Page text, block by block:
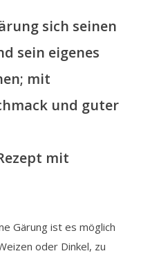
sich seinen
sein eigenes
mit
und guter
mit
Gärung ist es möglich
oder Dinkel, zu